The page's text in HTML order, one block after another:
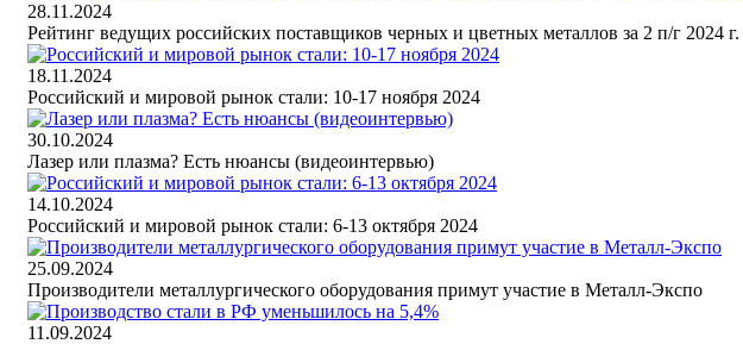
28.11.2024
Рейтинг ведущих российских поставщиков черных и цветных металлов за 2 п/г 2024 г.
18.11.2024
Российский и мировой рынок стали: 10-17 ноября 2024
30.10.2024
Лазер или плазма? Есть нюансы (видеоинтервью)
14.10.2024
Российский и мировой рынок стали: 6-13 октября 2024
25.09.2024
Производители металлургического оборудования примут участие в Металл-Экспо
11.09.2024